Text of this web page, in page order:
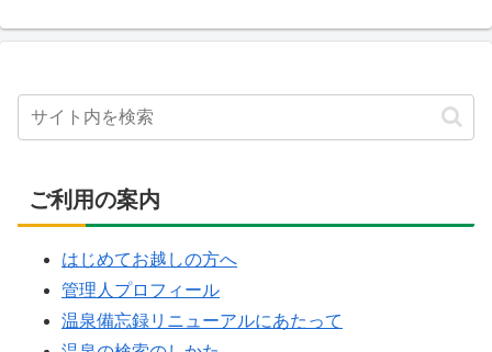
ご利用の案内
はじめてお越しの方へ
管理人プロフィール
温泉備忘録リニューアルにあたって